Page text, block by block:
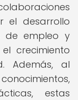
el desarrollo
de empleo y
crecimiento
Además, al
estas